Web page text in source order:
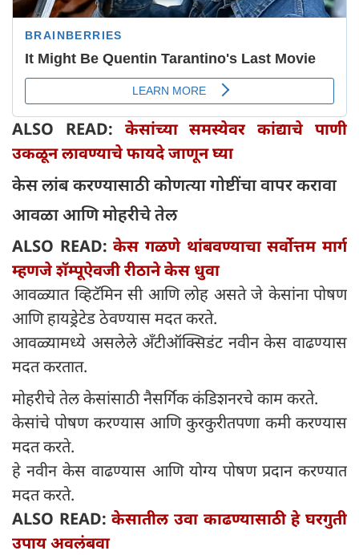
ALSO READ: केसांच्या समस्येवर कांद्याचे पाणी
उकळून लावण्याचे फायदे जाणून घ्या
केस लांब करण्यासाठी कोणत्या गोष्टींचा वापर करावा
आवळा आणि मोहरीचे तेल
ALSO READ:केस गळणे थांबवण्याचा सर्वोत्तम मार्ग
म्हणजे शॅम्पूऐवजी रीठाने केस धुवा
आवळ्यात व्हिटॅमिन सी आणि लोह असते जे केसांना पोषण
आणि हायड्रेटेड ठेवण्यास मदत करते.
आवळ्यामध्ये असलेले अँटीऑक्सिडंट नवीन केस वाढण्यास
मदत करतात.
मोहरीचे तेल केसांसाठी नैसर्गिक कंडिशनरचे काम करते.
केसांचे पोषण करण्यास आणि कुरकुरीतपणा कमी करण्यास
मदत करते.
हे नवीन केस वाढण्यास आणि योग्य पोषण प्रदान करण्यात
मदत करते.
ALSO READ:केसातील उवा काढण्यासाठी हे घरगुती
उपाय अवलंबवा